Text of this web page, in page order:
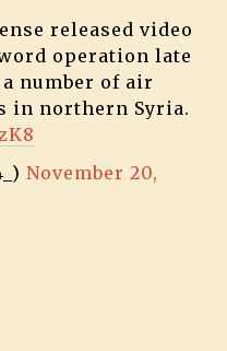
released video
operation late
number of air
in northern Syria.
November 20,